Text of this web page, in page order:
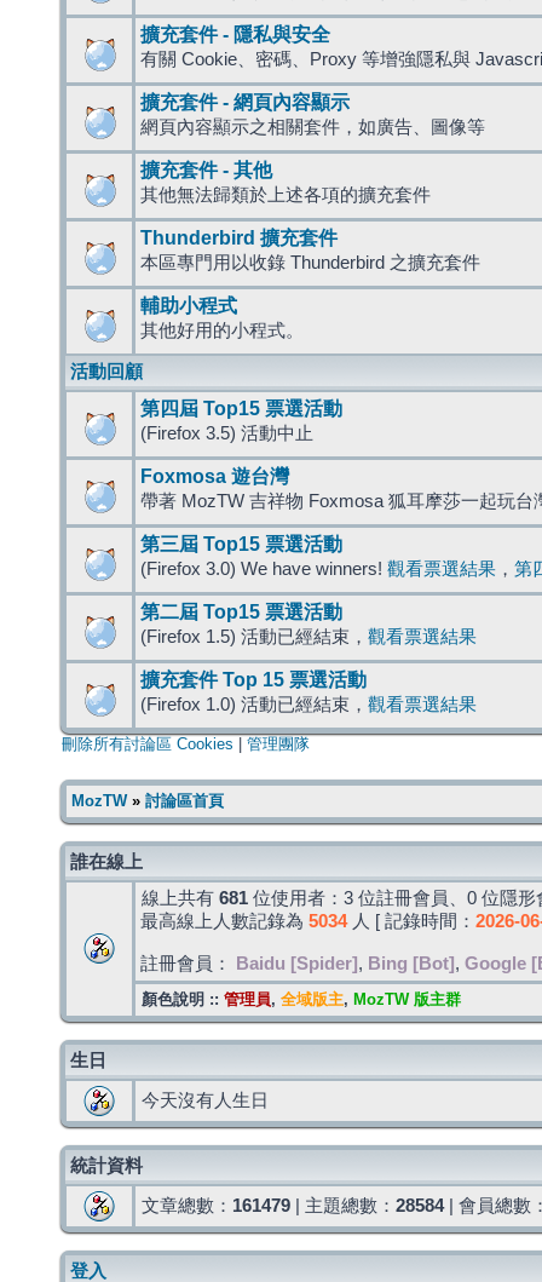
擴充套件 - 隱私與安全
有關 Cookie、密碼、Proxy 等增強隱私與
擴充套件 - 網頁內容顯示
網頁內容顯示之相關套件，如廣告、圖像等
擴充套件 - 其他
其他無法歸類於上述各項的擴充套件
Thunderbird 擴充套件
本區專門用以收錄 Thunderbird 之擴充套件
輔助小程式
其他好用的小程式。
活動回顧
第四屆 Top15 票選活動
(Firefox 3.5) 活動中止
Foxmosa 遊台灣
帶著 MozTW 吉祥物 Foxmosa 狐耳摩莎一起玩台
第三屆 Top15 票選活動
(Firefox 3.0) We have winners! 觀看票選結果 ， 第
第二屆 Top15 票選活動
(Firefox 1.5) 活動已經結束， 觀看票選結果
擴充套件 Top 15 票選活動
(Firefox 1.0) 活動已經結束， 觀看票選結果
刪除所有討論區 Cookies 管理團隊
MozTW» 討論區首頁
誰在線上
線上共有 681 位使用者：3 位註冊會員、0 位隱
最高線上人數記錄為 5034人 [ 記錄時間： 2026-
註冊會員： Baidu [Spider] , Bing [Bot] , Google
顏色說明 :: 管理員, 全域版主, MozTW 版主群
生日
今天沒有人生日
統計資料
文章總數： 161479 | 主題總數： 28584| 會員總數
登入